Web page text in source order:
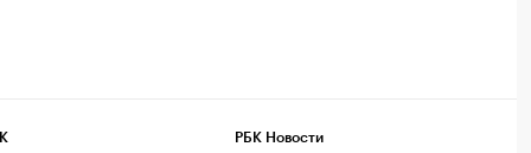
РБК Новости